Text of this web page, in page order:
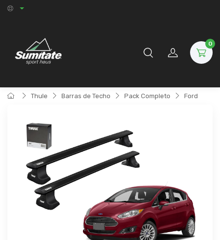
0
Thule Barras de Techo Pack Completo Ford